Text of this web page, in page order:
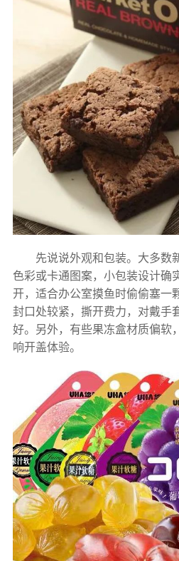
先说说外观和包装。大多数
色彩或卡通图案，小包装设计确
开，适合办公室摸鱼时偷偷塞一
封口处较紧，撕开费力，对戴手
好。另外，有些果冻盒材质偏软
响开盖体验。